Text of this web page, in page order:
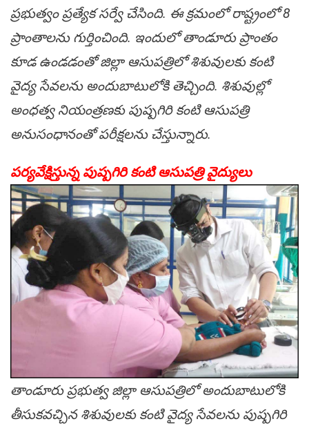
ప్ర‌భుత్వం ప్ర‌త్యేక స‌ర్వే చేసింది. ఈ క్ర‌మంలో రాష్ట్రంలో 8
ప్రాంతాల‌ను గుర్తించింది. ఇందులో తాండూరు ప్రాంతం
కూడ ఉండ‌డంతో జిల్లా ఆసుప‌త్రిలో శిశువుల‌కు కంటి
వైద్య సేవ‌ల‌ను అందుబాటులోకి తెచ్చింది. శిశువుల్లో
అంధ‌త్వ నియంత్ర‌ణ‌కు పుష్ప‌గిరి కంటి ఆసుప‌త్రి
అనుసంధానంతో ప‌రీక్ష‌ల‌ను చేస్తున్నారు.
ప‌ర్య‌వేక్షిస్తున్న పుష్ప‌గిరి కంటి ఆసుప‌త్రి వైద్యులు
తాండూరు ప్ర‌భుత్వ జిల్లా ఆసుప‌త్రిలో అందుబాటులోకి
తీసుక‌వ‌చ్చిన శిశువుల‌కు కంటి వైద్య సేవ‌ల‌ను పుష్ప‌గిరి